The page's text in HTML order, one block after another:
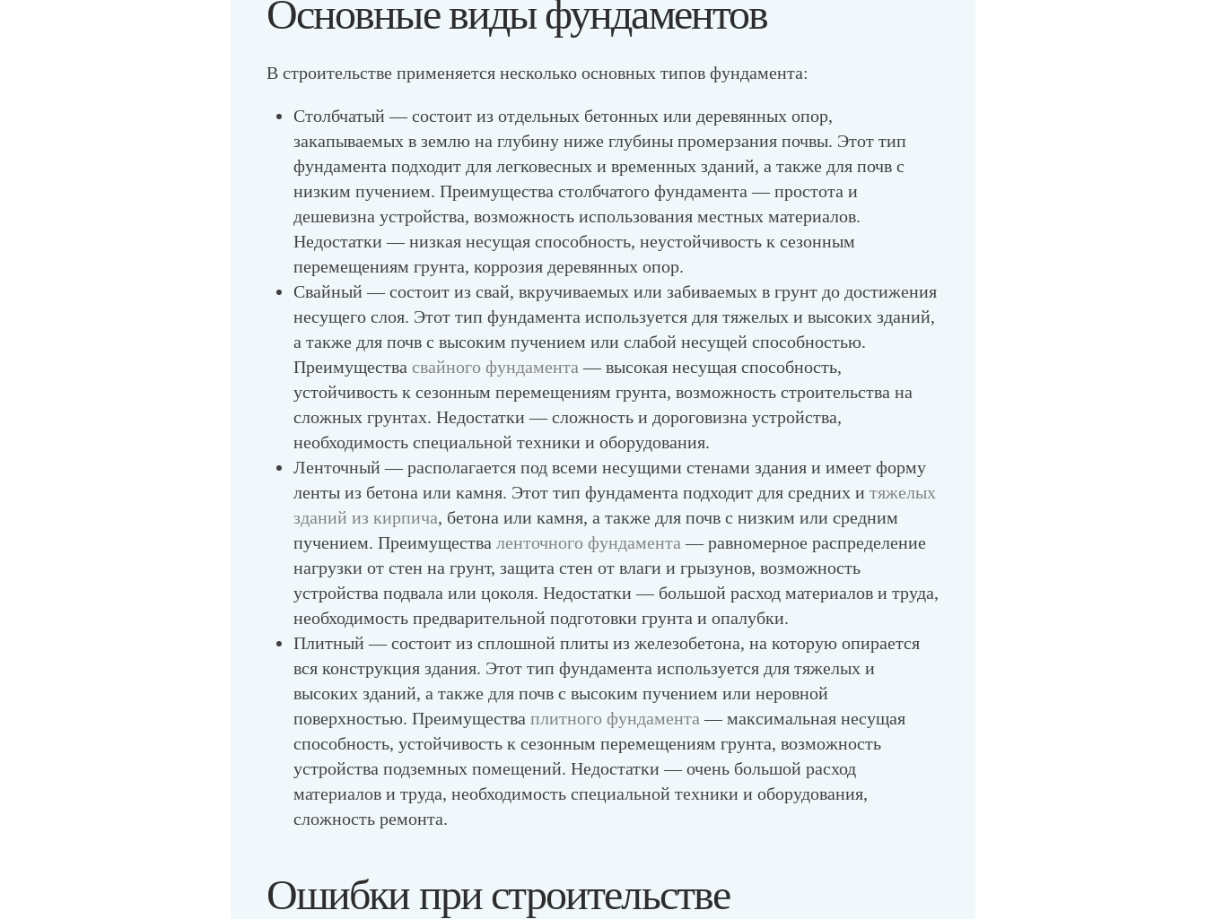
Основные виды фундаментов
В строительстве применяется несколько основных типов фундамента:
Столбчатый — состоит из отдельных бетонных или деревянных опор,
закапываемых в землю на глубину ниже глубины промерзания почвы. Этот тип
фундамента подходит для легковесных и временных зданий, а также для почв с
низким пучением. Преимущества столбчатого фундамента — простота и
дешевизна устройства, возможность использования местных материалов.
Недостатки — низкая несущая способность, неустойчивость к сезонным
перемещениям грунта, коррозия деревянных опор.
Свайный — состоит из свай, вкручиваемых или забиваемых в грунт до достижения
несущего слоя. Этот тип фундамента используется для тяжелых и высоких зданий,
а также для почв с высоким пучением или слабой несущей способностью.
Преимущества свайного фундамента — высокая несущая способность,
устойчивость к сезонным перемещениям грунта, возможность строительства на
сложных грунтах. Недостатки — сложность и дороговизна устройства,
необходимость специальной техники и оборудования.
Ленточный — располагается под всеми несущими стенами здания и имеет форму
ленты из бетона или камня. Этот тип фундамента подходит для средних и тяжелых
зданий из кирпича, бетона или камня, а также для почв с низким или средним
пучением. Преимущества ленточного фундамента — равномерное распределение
нагрузки от стен на грунт, защита стен от влаги и грызунов, возможность
устройства подвала или цоколя. Недостатки — большой расход материалов и труда,
необходимость предварительной подготовки грунта и опалубки.
Плитный — состоит из сплошной плиты из железобетона, на которую опирается
вся конструкция здания. Этот тип фундамента используется для тяжелых и
высоких зданий, а также для почв с высоким пучением или неровной
поверхностью. Преимущества плитного фундамента — максимальная несущая
способность, устойчивость к сезонным перемещениям грунта, возможность
устройства подземных помещений. Недостатки — очень большой расход
материалов и труда, необходимость специальной техники и оборудования,
сложность ремонта.
Ошибки при строительстве